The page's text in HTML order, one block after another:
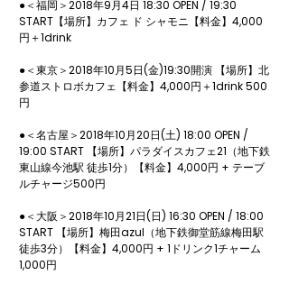
●＜福岡＞2018年9月4日 18:30 OPEN / 19:30
START​【場所】カフェ ド シャモニ【料金】4,000
円＋1drink
●＜東京＞2018年10月5日(金)19:30開演 【場所】北
参道ストロボカフェ【料金】4,000円＋1drink 500
円
●＜名古屋＞2018年10月20日(土) 18:00 OPEN /
19:00 START 【場所】パラダイスカフェ21（地下鉄
東山線今池駅 徒歩1分）【料金】4,000円 + テーブ
ルチャージ500円
●＜大阪＞2018年10月21日(日) 16:30 OPEN / 18:00
START 【場所】梅田azul（地下鉄御堂筋線梅田駅
徒歩3分）【料金】4,000円 + 1ドリンク1チャーム
1,000円